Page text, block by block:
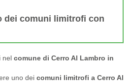
dei comuni limitrofi con
nel comune di Cerro Al Lambro in
uno dei comuni limitrofi a Cerro Al